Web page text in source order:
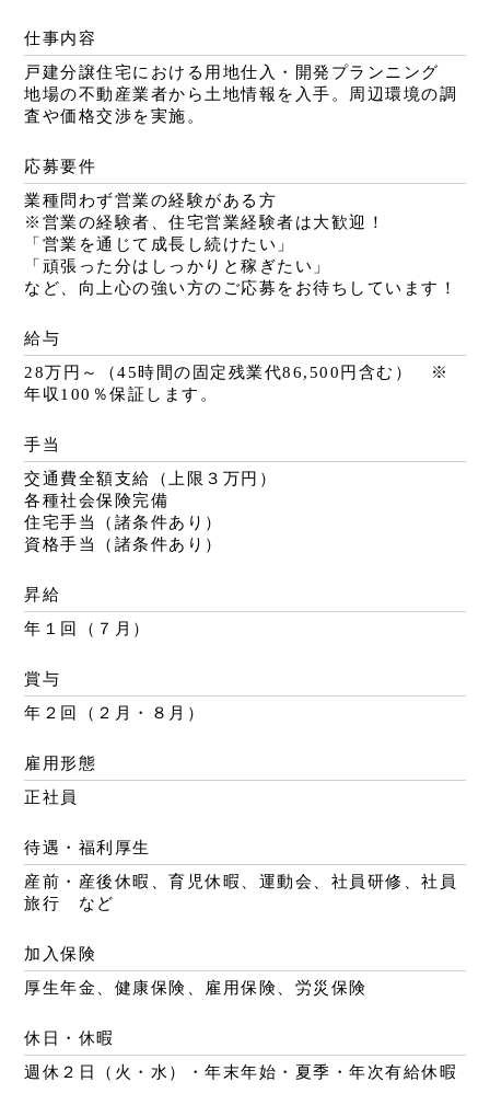
仕事内容
戸建分譲住宅における用地仕入・開発プランニング
地場の不動産業者から土地情報を入手。周辺環境の調
査や価格交渉を実施。
応募要件
業種問わず営業の経験がある方
※営業の経験者、住宅営業経験者は大歓迎！
「営業を通じて成長し続けたい」
「頑張った分はしっかりと稼ぎたい」
など、向上心の強い方のご応募をお待ちしています！
給与
28万円～（45時間の固定残業代86,500円含む） ※
年収100％保証します。
手当
交通費全額支給（上限３万円）
各種社会保険完備
住宅手当（諸条件あり）
資格手当（諸条件あり）
昇給
年１回（７月）
賞与
年２回（２月・８月）
雇用形態
正社員
待遇・福利厚生
産前・産後休暇、育児休暇、運動会、社員研修、社員
旅行 など
加入保険
厚生年金、健康保険、雇用保険、労災保険
休日・休暇
週休２日（火・水）・年末年始・夏季・年次有給休暇